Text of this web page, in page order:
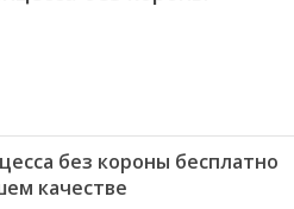
без короны бесплатно
качестве